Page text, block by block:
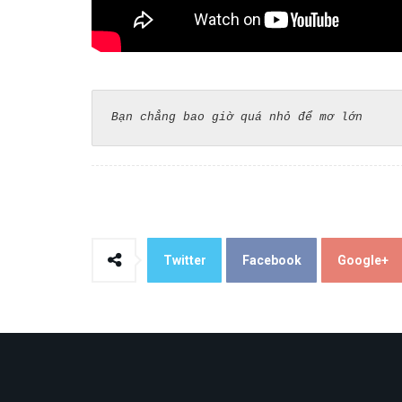
Bạn chẳng bao giờ quá nhỏ để mơ lớn
Twitter Facebook Google+